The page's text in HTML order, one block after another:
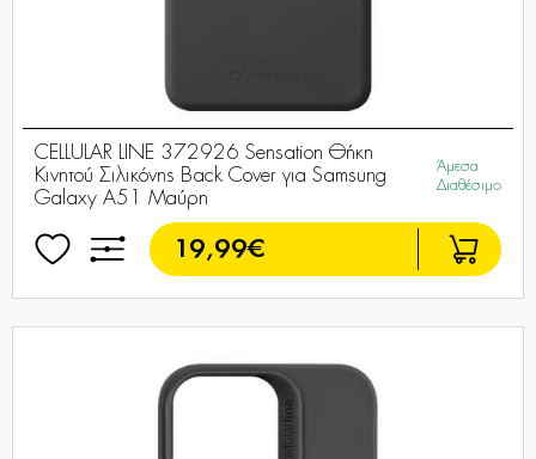
CELLULAR LINE 372926 Sensation Θήκη
Κινητού Σιλικόνης Back Cover για Samsung
Galaxy A51 Μαύρη
Άμεσα
Διαθέσιμο
19,99€